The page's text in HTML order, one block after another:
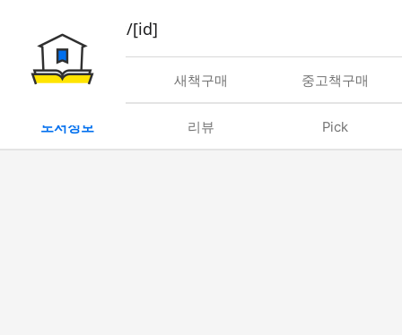
book/rent/[id]
대여 새책구매 중고책구매
도서정보 리뷰 Pick